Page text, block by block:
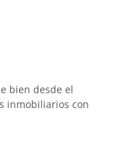
bien desde el
inmobiliarios con